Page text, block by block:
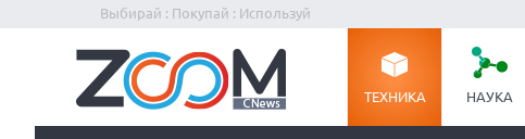
Выбирай : Покупай : Используй
ТЕХНИКА НАУКА